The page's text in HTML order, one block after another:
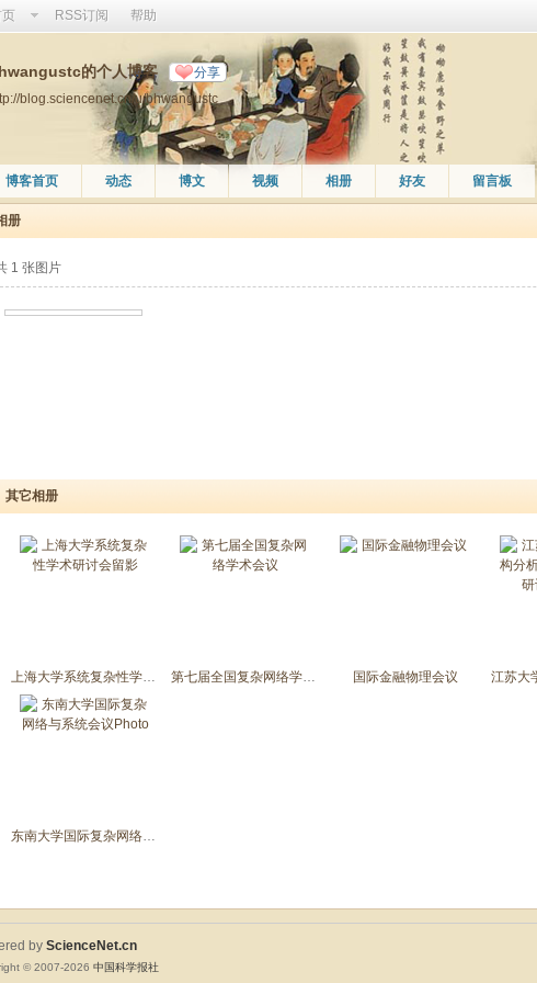
RSS订阅 帮助
的个人博客 分享
blog.sciencenet.cn/u/bhwangustc
博客首页 动态 博文 视频 相册 好友 留言板
册
1 张图片
其它相册
上海大学系统复杂性学术研讨会留影 第七届全国复杂网络学术会议 国际金融物理会议
东南大学国际复杂网络与系统会议Photo
by ScienceNet.cn
© 2007-2026 中国科学报社